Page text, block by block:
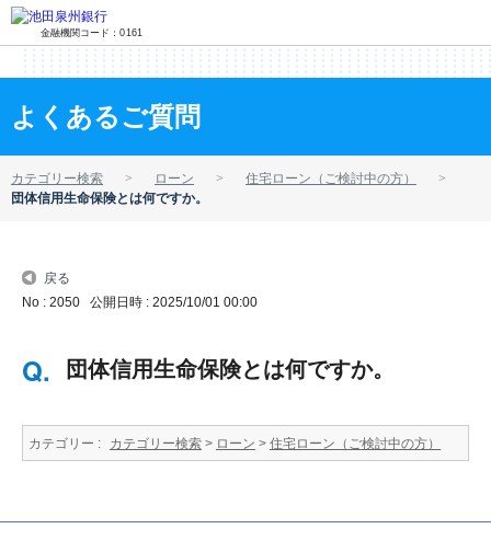
金融機関コード：0161
よくあるご質問
カテゴリー検索 ローン
住宅ローン（ご検討中の方）
団体信用生命保険とは何ですか。
戻る
No : 2050 公開日時 : 2025/10/01 00:00
団体信用生命保険とは何ですか。
カテゴリー : カテゴリー検索 > ローン > 住宅ローン（ご検討中の方）